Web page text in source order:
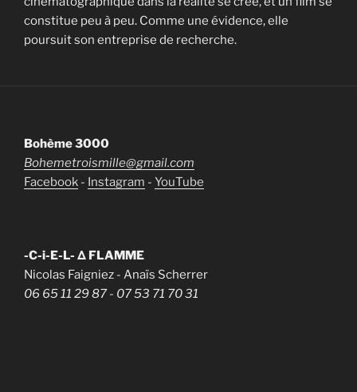
constitue peu à peu. Comme une évidence, elle
poursuit son entreprise de recherche.
Bohème 3000
Bohemetroismille@gmail.com
Facebook - Instagram - YouTube
-C-i-E-L- Δ FLAMME
Nicolas Faigniez - Anaïs Scherrer
06 65 11 29 87 - 07 53 71 70 31